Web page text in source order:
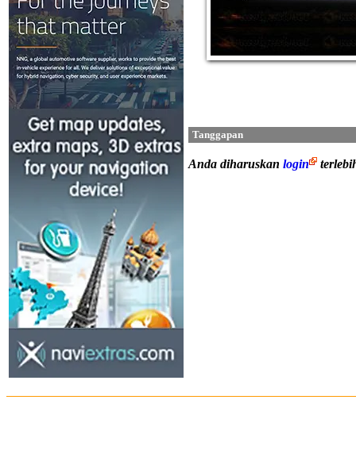
Tanggapan
Anda diharuskan login